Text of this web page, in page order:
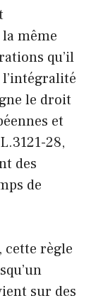
même
qu’il
le droit
et
28,
des
de
cette règle
sur des